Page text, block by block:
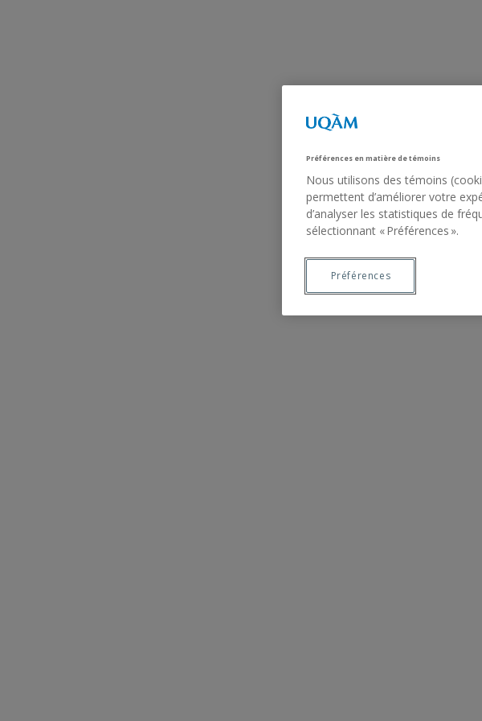
Préférences en matière de témoins
Nous utilisons des témoins
permettent d’améliorer votre
d’analyser les statistiques de
sélectionnant « Préférences ».
Préférences